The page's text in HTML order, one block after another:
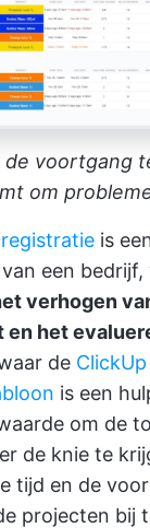
voortgang
om
is
een bedrijf,
verhogen
het
de ClickUp
is een
om de
de knie te
tijd en de
projecten bij